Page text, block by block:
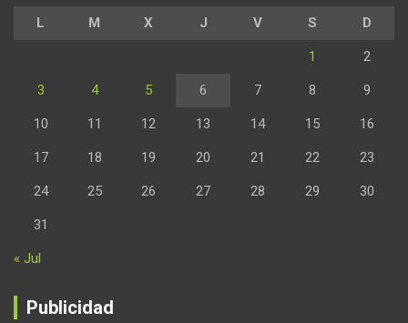
L M X J V S D
1 2
3 4 5 6 7 8 9
10 11 12 13 14 15 16
17 18 19 20 21 22 23
24 25 26 27 28 29 30
31
« Jul
Publicidad